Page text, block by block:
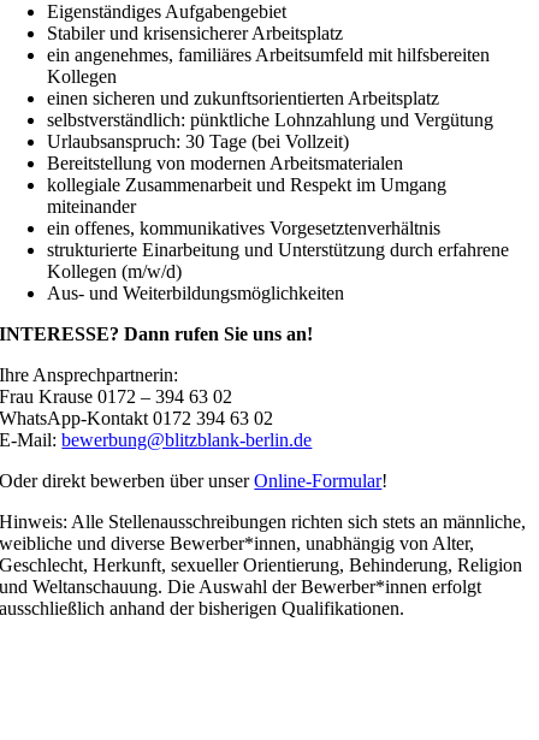
Eigenständiges Aufgabengebiet
Stabiler und krisensicherer Arbeitsplatz
ein angenehmes, familiäres Arbeitsumfeld mit hilfsbereiten
Kollegen
einen sicheren und zukunftsorientierten Arbeitsplatz
selbstverständlich: pünktliche Lohnzahlung und Vergütung
Urlaubsanspruch: 30 Tage (bei Vollzeit)
Bereitstellung von modernen Arbeitsmaterialen
kollegiale Zusammenarbeit und Respekt im Umgang
miteinander
ein offenes, kommunikatives Vorgesetztenverhältnis
strukturierte Einarbeitung und Unterstützung durch erfahrene
Kollegen (m/w/d)
Aus- und Weiterbildungsmöglichkeiten
INTERESSE? Dann rufen Sie uns an!
Ihre Ansprechpartnerin:
Frau Krause 0172 – 394 63 02
WhatsApp-Kontakt 0172 394 63 02
E-Mail:bewerbung@blitzblank-berlin.de
Oder direkt bewerben über unserOnline-Formular!
Hinweis: Alle Stellenausschreibungen richten sich stets an männliche,
weibliche und diverse Bewerber*innen, unabhängig von Alter,
Geschlecht, Herkunft, sexueller Orientierung, Behinderung, Religion
und Weltanschauung. Die Auswahl der Bewerber*innen erfolgt
ausschließlich anhand der bisherigen Qualifikationen.